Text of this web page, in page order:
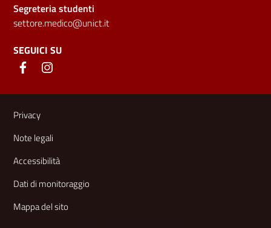
Segreteria studenti
settore.medico@unict.it
SEGUICI SU
Link e informazioni utili
Privacy
Note legali
Accessibilità
Dati di monitoraggio
Mappa del sito